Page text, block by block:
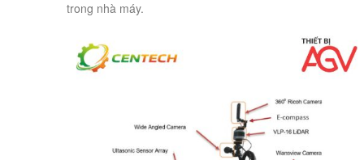
trong nhà máy.